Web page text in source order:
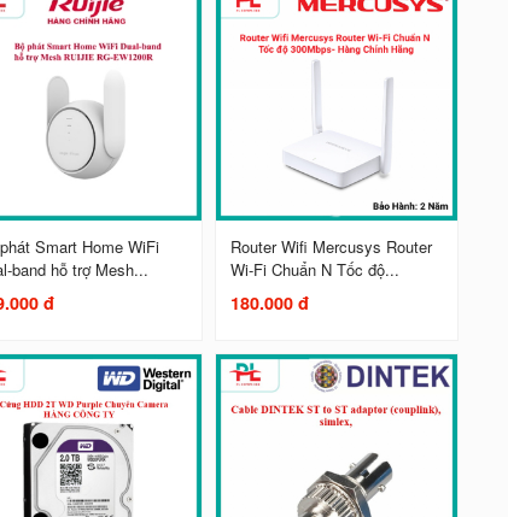
Smart Home WiFi
band hỗ trợ Mesh...
đ
Router Wifi Mercusys Router
Wi-Fi Chuẩn N Tốc độ...
180.000 đ